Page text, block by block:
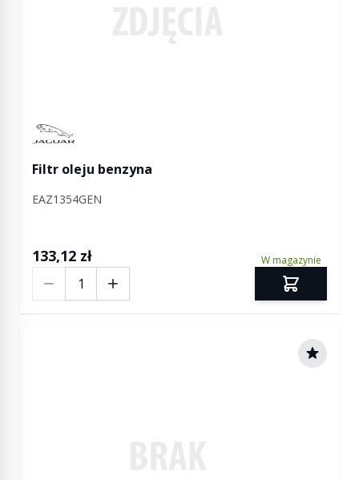
Manufactured by Jaguar
Filtr oleju benzyna
EAZ1354GEN
133,12 zł W magazynie